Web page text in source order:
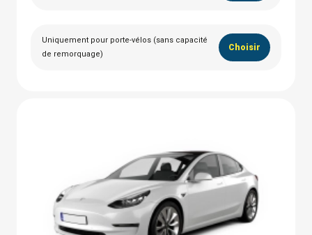
Uniquement pour porte-vélos (sans capacité
de remorquage)
Choisir